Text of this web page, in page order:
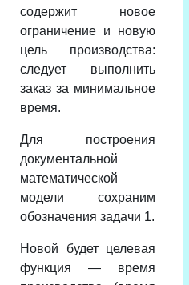
содержит новое
ограничение и новую
цель производства:
следует выполнить
заказ за минимальное
время.
Для построения
документальной
математической
модели сохраним
обозначения задачи 1.
Новой будет целевая
функция — время